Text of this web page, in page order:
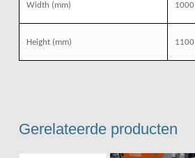
Width (mm) 1000
Height(mm) 1100
Gerelateerde producten